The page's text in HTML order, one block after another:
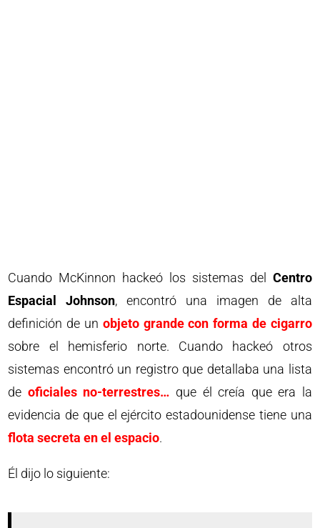
Cuando McKinnon hackeó los sistemas del Centro
Espacial Johnson, encontró una imagen de alta
definición de un objeto grande con forma de cigarro
sobre el hemisferio norte. Cuando hackeó otros
sistemas encontró un registro que detallaba una lista
de oficiales no-terrestres… que él creía que era la
evidencia de que el ejército estadounidense tiene una
flota secreta en el espacio.
Él dijo lo siguiente: